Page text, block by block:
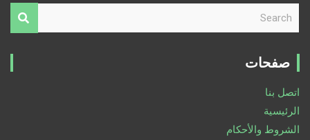
r
صفحات
اتصل بنا
الرئيسية
الشروط والأحكام